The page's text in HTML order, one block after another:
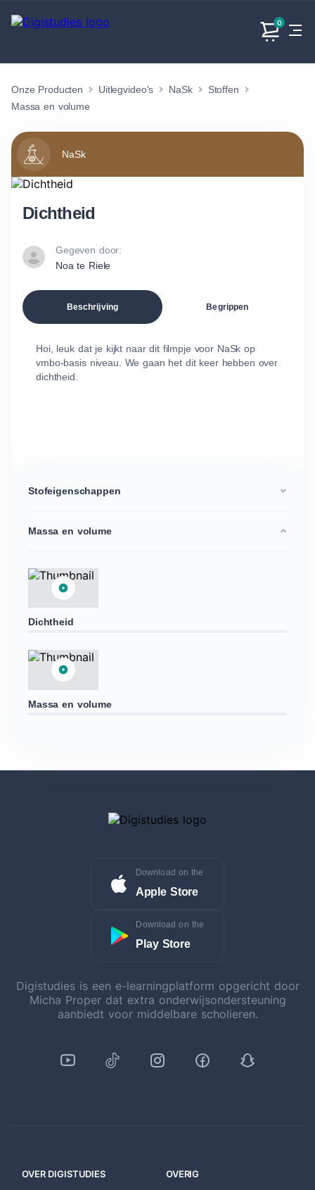
0
Exacte
vakken
vakken.
Taalvakken
vakken.
MaatschappijvakkenProducten
Onze Producten Uitlegvideo's NaSk
Stoffen
Massa en volume
NaSk
Dichtheid
Gegeven door:
Noa te Riele
Beschrijving Begrippen
Hoi, leuk dat je kijkt naar dit filmpje voor NaSk op
vmbo-basis niveau. We gaan het dit keer hebben over
dichtheid.
Stofeigenschappen
Massa en volume
Dichtheid
Massa en volume
Download on the
Apple Store
Download on the
Play Store
Digistudies is een e-learningplatform opgericht door
Micha Proper dat extra onderwijsondersteuning
aanbiedt voor middelbare scholieren.
OVER DIGISTUDIES OVERIG